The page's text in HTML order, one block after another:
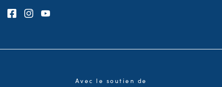
Consultez notre page Facebook
Consultez notre page Instagram
Consultez notre chaîne Youtube
Avec le soutien de